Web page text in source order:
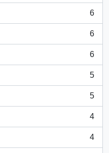
6
6
6
5
5
4
4